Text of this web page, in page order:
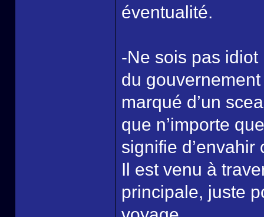
éventualité.
-Ne sois pas
du
marqué d’un
que n’importe
signifie d’envahir
Il est venu à
principale, juste